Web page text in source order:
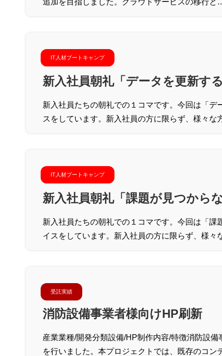
追加を目指しました。クラウドサービスの移行と
IT人材ブートキャンプ
新入社員朝礼「データを更新す
新入社員たちの朝礼での１コマです。今回は「
スをしています。新入社員の方に限らず、様々
IT人材ブートキャンプ
新入社員朝礼「課題が見つから
新入社員たちの朝礼での１コマです。今回は「
イスをしています。新入社員の方に限らず、様
受託実績
消防設備事業者様向けHP刷新
産業業種/開発分類設備/HP制作内容/特徴消防設
を行いました。本プロジェクトでは、既存のコ